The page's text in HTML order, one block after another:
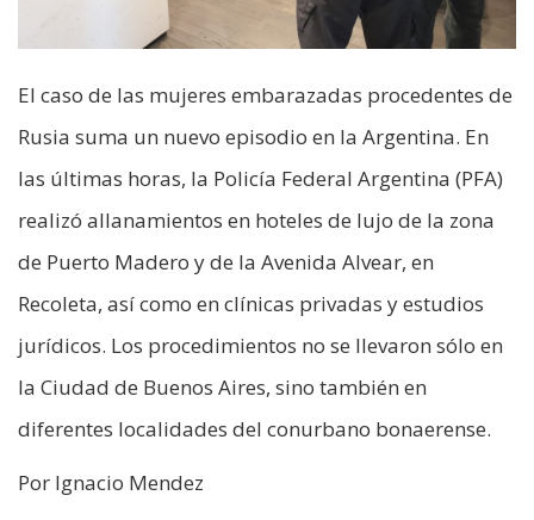
El caso de las mujeres embarazadas procedentes de
Rusia suma un nuevo episodio en la Argentina. En
las últimas horas, la Policía Federal Argentina (PFA)
realizó allanamientos en hoteles de lujo de la zona
de Puerto Madero y de la Avenida Alvear, en
Recoleta, así como en clínicas privadas y estudios
jurídicos. Los procedimientos no se llevaron sólo en
la Ciudad de Buenos Aires, sino también en
diferentes localidades del conurbano bonaerense.
Por Ignacio Mendez